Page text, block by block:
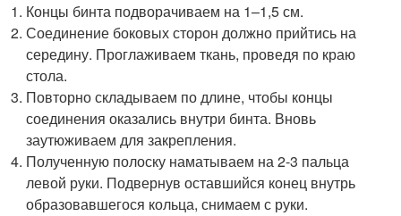
Концы бинта подворачиваем на 1–1,5 см.
Соединение боковых сторон должно прийтись на
середину. Проглаживаем ткань, проведя по краю
стола.
Повторно складываем по длине, чтобы концы
соединения оказались внутри бинта. Вновь
заутюживаем для закрепления.
Полученную полоску наматываем на 2-3 пальца
левой руки. Подвернув оставшийся конец внутрь
образовавшегося кольца, снимаем с руки.